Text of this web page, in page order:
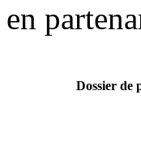
en
Dossier de